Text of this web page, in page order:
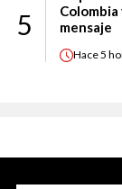
5
mensaje
Hace5